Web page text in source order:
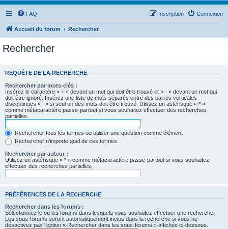
FAQ Connexion
Inscription
Accueil du forum Rechercher
Rechercher
REQUÊTE DE LA RECHERCHE
Rechercher par mots-clés :
Insérez le caractère « + » devant un mot qui doit être trouvé et « - » devant un mot qui
doit être ignoré. Insérez une liste de mots séparés entre des barres verticales
discontinues « | » si seul un des mots doit être trouvé. Utilisez un astérisque « * »
comme métacaractère passe-partout si vous souhaitez effectuer des recherches
partielles.
Rechercher tous les termes ou utiliser une question comme élément
Rechercher n’importe quel de ces termes
Rechercher par auteur :
Utilisez un astérisque « * » comme métacaractère passe-partout si vous souhaitez
effectuer des recherches partielles.
PRÉFÉRENCES DE LA RECHERCHE
Rechercher dans les forums :
Sélectionnez le ou les forums dans lesquels vous souhaitez effectuer une recherche.
Les sous-forums seront automatiquement inclus dans la recherche si vous ne
désactivez pas l’option « Rechercher dans les sous-forums » affichée ci-dessous.